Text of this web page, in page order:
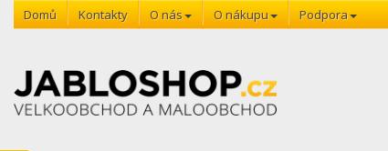
Domů Kontakty O nás O nákupu Podpora